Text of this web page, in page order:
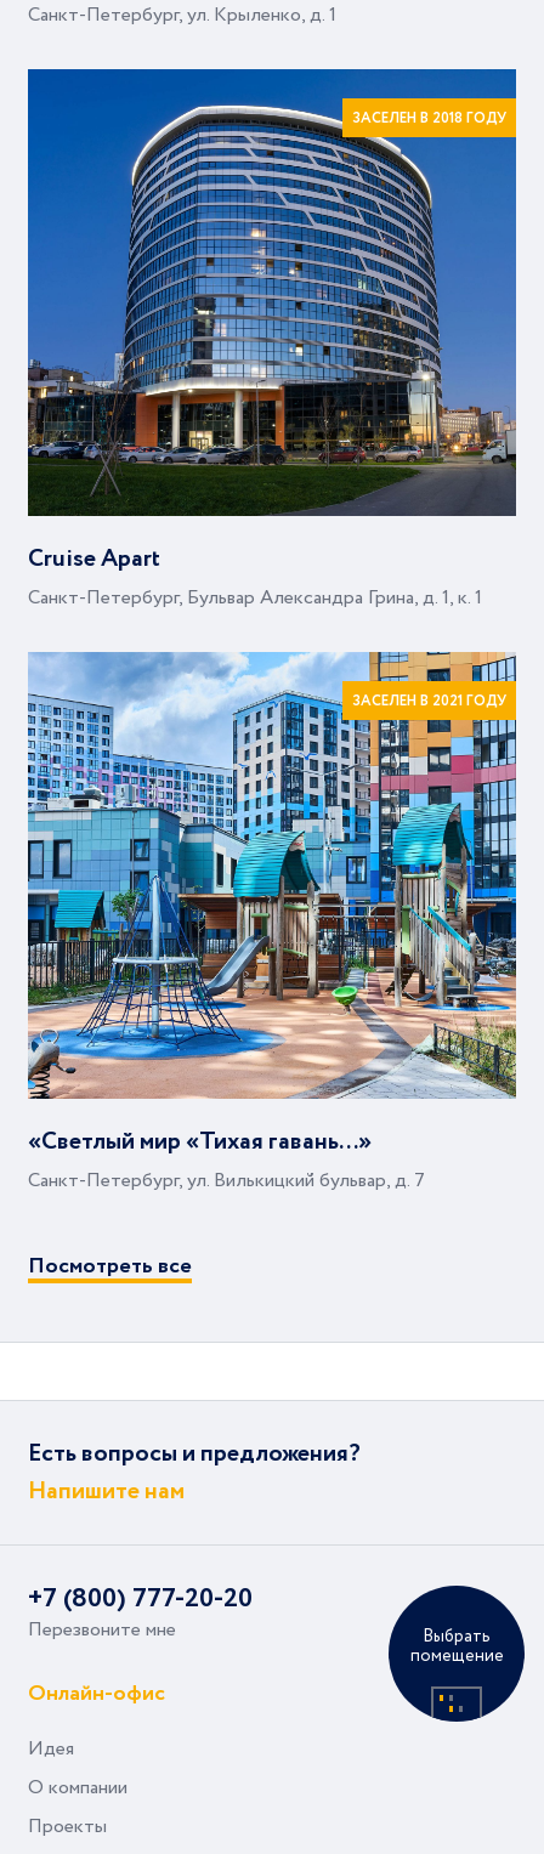
Выбрать
помещение
Санкт-Петербург, ул. Крыленко, д. 1
ЗАСЕЛЕН В 2018 ГОДУ
Cruise Apart
Санкт-Петербург, Бульвар Александра Грина, д. 1, к. 1
ЗАСЕЛЕН В 2021 ГОДУ
«Светлый мир «Тихая гавань...»
Санкт-Петербург, ул. Вилькицкий бульвар, д. 7
Посмотреть все
Есть вопросы и предложения?
Напишите нам
+7 (800) 777-20-20
Перезвоните мне
Онлайн-офис
Идея
О компании
Проекты